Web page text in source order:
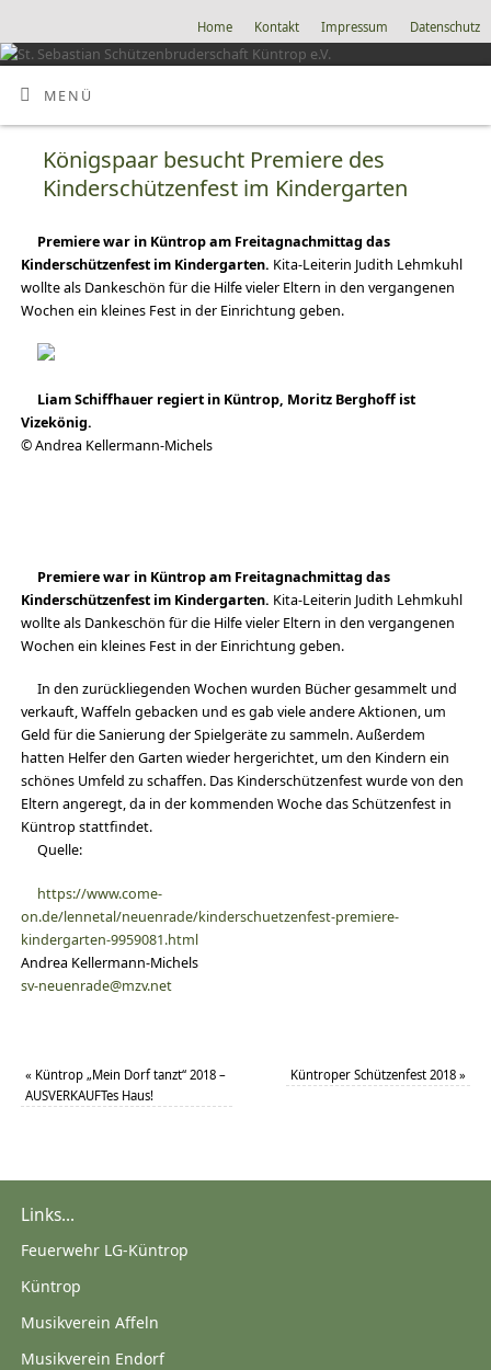
Home Kontakt Impressum Datenschutz
MENÜ
Königspaar besucht Premiere des
Kinderschützenfest im Kindergarten
Premiere war in Küntrop am Freitagnachmittag das
Kinderschützenfest im Kindergarten. Kita-Leiterin Judith Lehmkuhl
wollte als Dankeschön für die Hilfe vieler Eltern in den vergangenen
Wochen ein kleines Fest in der Einrichtung geben.
Liam Schiffhauer regiert in Küntrop, Moritz Berghoff ist
Vizekönig.
© Andrea Kellermann-Michels
Premiere war in Küntrop am Freitagnachmittag das
Kinderschützenfest im Kindergarten. Kita-Leiterin Judith Lehmkuhl
wollte als Dankeschön für die Hilfe vieler Eltern in den vergangenen
Wochen ein kleines Fest in der Einrichtung geben.
In den zurückliegenden Wochen wurden Bücher gesammelt und
verkauft, Waffeln gebacken und es gab viele andere Aktionen, um
Geld für die Sanierung der Spielgeräte zu sammeln. Außerdem
hatten Helfer den Garten wieder hergerichtet, um den Kindern ein
schönes Umfeld zu schaffen. Das Kinderschützenfest wurde von den
Eltern angeregt, da in der kommenden Woche das Schützenfest in
Küntrop stattfindet.
Quelle:
https://www.come-
on.de/lennetal/neuenrade/kinderschuetzenfest-premiere-
kindergarten-9959081.html
Andrea Kellermann-Michels
sv-neuenrade@mzv.net
« Küntrop „Mein Dorf tanzt“ 2018 –
AUSVERKAUFTes Haus!
Küntroper Schützenfest 2018»
Links...
Feuerwehr LG-Küntrop
Küntrop
Musikverein Affeln
Musikverein Endorf